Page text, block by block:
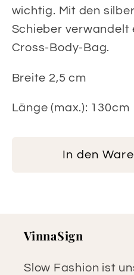
wichtig. Mit den
Schieber verwandelt
Cross-Body-Bag.
Breite 2,5 cm
Länge (max.): 130cm
In den
VinnaSign
Slow Fashion ist